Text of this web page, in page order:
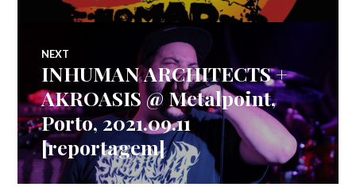
NEXT
Next
post:
INHUMAN ARCHITECTS +
AKROASIS @ Metalpoint,
Porto, 2021.09.11
[reportagem]